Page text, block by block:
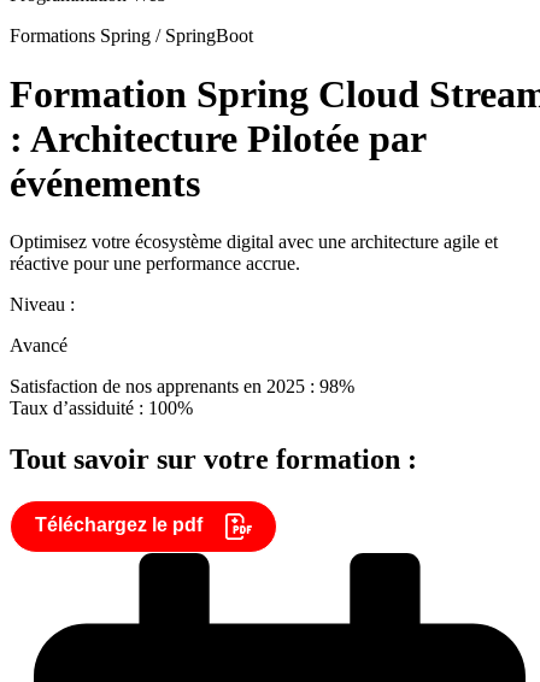
Formations Spring / SpringBoot
Formation Spring Cloud
: Architecture Pilotée par
événements
Optimisez votre écosystème digital avec une architecture agile et
réactive pour une performance accrue.
Niveau :
Avancé
Satisfaction de nos apprenants en 2025 : 98%
Taux d’assiduité : 100%
Tout savoir sur votre formation :
Téléchargez le pdf